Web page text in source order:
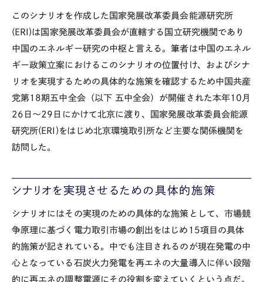
このシナリオを作成した国家発展改革委員会能源研究所
(ERI)は国家発展改革委員会が直轄する国立研究機関であり
中国のエネルギー研究の中枢と言える。筆者は中国のエネル
ギー政策立案におけるこのシナリオの位置付け、およびシナ
リオを実現するための具体的な施策を確認するため中国共産
党第18期五中全会（以下 五中全会）が開催された本年10月
26日～29日にかけて北京に渡り、国家発展改革委員会能源
研究所(ERI)をはじめ北京環境取引所など主要な関係機関を
訪問した。
シナリオを実現させるための具体的施策
シナリオにはその実現のための具体的な施策として、市場競
争原理に基づく電力取引市場の創出をはじめ15項目の具体
的施策が記されている。中でも注目されるのが現在発電の中
心となっている石炭火力発電を再エネの大量導入に伴い段階
的に再エネの調整電源にその役割を変えていくという点だ。